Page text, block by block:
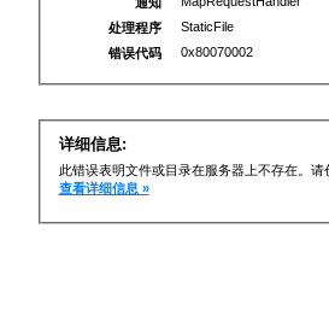
处理程序
StaticFile
错误代码
0x80070002
详细信息:
此错误表明文件或目录在服务器上不存在。请
查看详细信息 »